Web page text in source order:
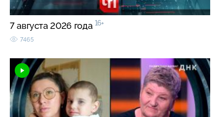
7 августа 2026 года 16+
7465